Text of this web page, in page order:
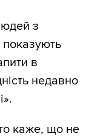
з
показують
в
недавно
каже, що не